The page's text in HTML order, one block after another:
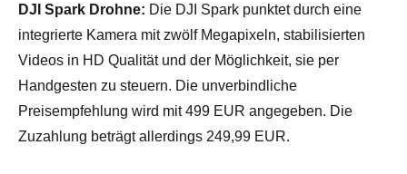
DJI Spark Drohne: Die DJI Spark punktet durch eine
integrierte Kamera mit zwölf Megapixeln, stabilisierten
Videos in HD Qualität und der Möglichkeit, sie per
Handgesten zu steuern. Die unverbindliche
Preisempfehlung wird mit 499 EUR angegeben. Die
Zuzahlung beträgt allerdings 249,99 EUR.